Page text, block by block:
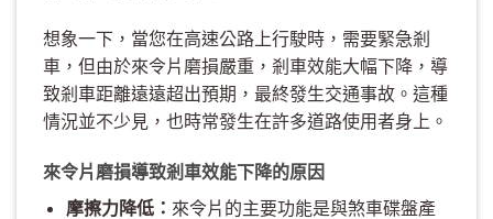
想象一下，當您在高速公路上行駛時，需要緊急剎
車，但由於來令片磨損嚴重，剎車效能大幅下降，導
致剎車距離遠遠超出預期，最終發生交通事故。這種
情況並不少見，也時常發生在許多道路使用者身上。
來令片磨損導致剎車效能下降的原因
摩擦力降低： 來令片的主要功能是與煞車碟盤產